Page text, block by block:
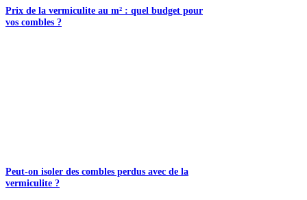
Prix de la vermiculite au m² : quel budget pour
vos combles ?
Peut-on isoler des combles perdus avec de la
vermiculite ?